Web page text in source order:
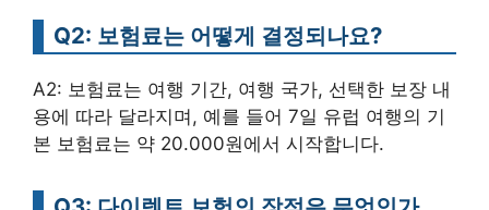
Q2: 보험료는 어떻게 결정되나요?
A2: 보험료는 여행 기간, 여행 국가, 선택한 보장 내
용에 따라 달라지며, 예를 들어 7일 유럽 여행의 기
본 보험료는 약 20.000원에서 시작합니다.